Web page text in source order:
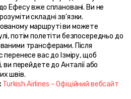
Ефесу вже сплановані. Ви не
складні зв'язки.
маршруті ви можете
потім полетіти безпосередньо до
трансферами. Після
перенесе вас до Ізміру, щоб
ви перейдете до Анталії або
швів.
Turkish Airlines – Офіційний вебсайт